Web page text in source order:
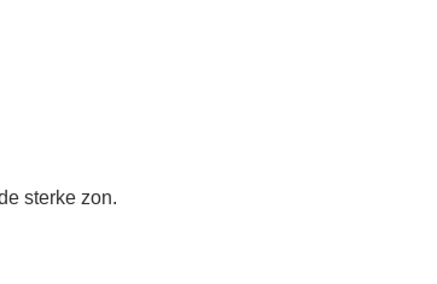
sterke zon.